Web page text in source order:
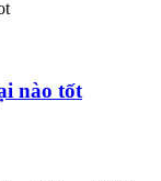
nào tốt